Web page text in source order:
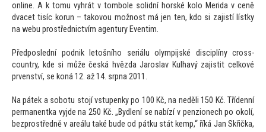
online. A k tomu vyhrát v tombole solidní horské kolo Merida v ceně
dvacet tisíc korun – takovou možnost má jen ten, kdo si zajistí lístky
na webu prostřednictvím agentury Eventim.
Předposlední podnik letošního seriálu olympijské disciplíny cross-
country, kde si může česká hvězda Jaroslav Kulhavý zajistit celkové
prvenství, se koná 12. až 14. srpna 2011.
Na pátek a sobotu stojí vstupenky po 100 Kč, na neděli 150 Kč. Třídenní
permanentka vyjde na 250 Kč. „Bydlení se nabízí v penzionech po okolí,
bezprostředně v areálu také bude od pátku stát kemp,“ říká Jan Skřička,